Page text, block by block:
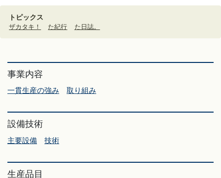
トピックス
ザカタキ！ た紀行 た日誌。
事業内容
一貫生産の強み 取り組み
設備技術
主要設備 技術
生産品目